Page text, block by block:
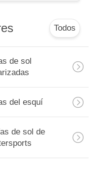
Todos
de sol
del esquí
de sol de